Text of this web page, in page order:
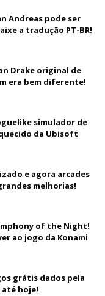
Andreas pode ser
a tradução PT-BR!
Drake original de
era bem diferente!
simulador de
da Ubisoft
e agora arcades
melhorias!
of the Night!
ao jogo da Konami
grátis dados pela
até hoje!